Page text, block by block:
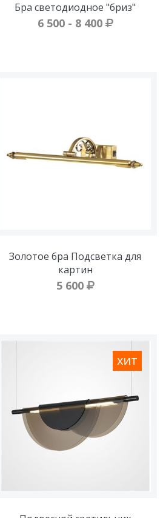
Бра светодиодное "бриз"
6 500 - 8 400
Золотое бра Подсветка для
картин
5 600
хит